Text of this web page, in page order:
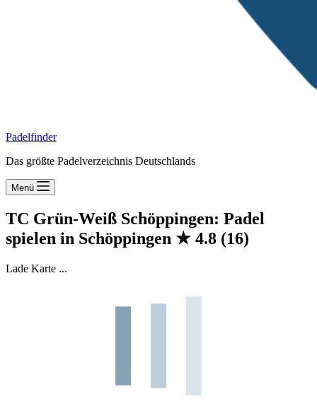
Padelfinder
Das größte Padelverzeichnis Deutschlands
Menü
TC Grün-Weiß Schöppingen: Padel
spielen in Schöppingen ★ 4.8 (16)
Lade Karte ...